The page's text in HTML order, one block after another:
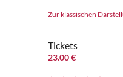
Zur klassischen
Tickets
23.00 €